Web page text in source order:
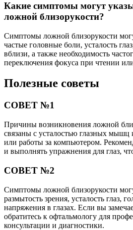
Какие симптомы могут
ложной близорукости?
Симптомы ложной близорукости
частые головные боли, усталость
вблизи, а также необходимость
переключения фокуса при чтении
Полезные советы
СОВЕТ №1
Причины возникновения ложной
связаны с усталостью глазных мышц
или работы за компьютером.
и выполнять упражнения для глаз,
СОВЕТ №2
Симптомы ложной близорукости
размытость зрения, усталость глаз,
напряжения в глазах. Если вы
обратитесь к офтальмологу для
консультации и диагностики.